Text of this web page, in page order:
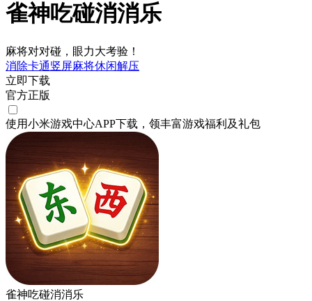
雀神吃碰消消乐
麻将对对碰，眼力大考验！
消除卡通竖屏麻将休闲解压
立即下载
官方正版
使用小米游戏中心APP下载 ，领丰富游戏福利 及礼包
雀神吃碰消消乐